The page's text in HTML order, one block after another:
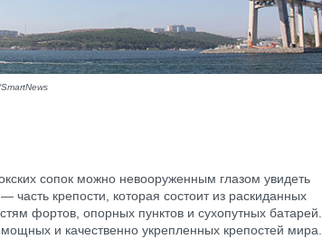
сопок можно невооруженным глазом увидеть
крепости, которая состоит из раскиданных
фортов, опорных пунктов и сухопутных батарей.
и качественно укрепленных крепостей мира.